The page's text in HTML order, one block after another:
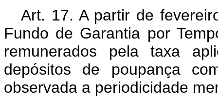
Art. 17. A partir de
Fundo de Garantia por
remunerados pela taxa
depósitos de poupança
observada a periodicidade